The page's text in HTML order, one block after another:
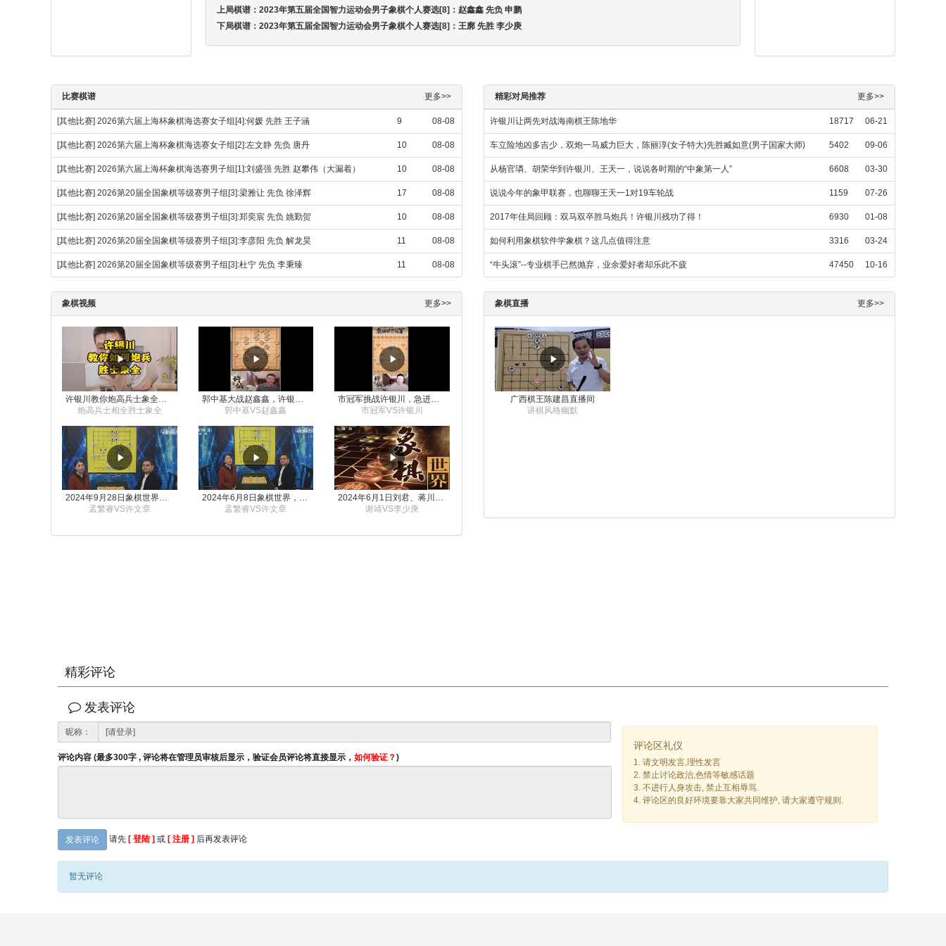
上局棋谱： 2023年第五届全国智力运动会男子象棋个人赛选[8]：赵鑫鑫 先负 申鹏
下局棋谱： 2023年第五届全国智力运动会男子象棋个人赛选[8]：王廓 先胜 李少庚
比赛棋谱 更多>>
[其他比赛] 2026第六届上海杯象棋海选赛女子组[4]:何媛 先胜 王子涵 9 08-08
[其他比赛] 2026第六届上海杯象棋海选赛女子组[2]:左文静 先负 唐丹 10 08-08
[其他比赛] 2026第六届上海杯象棋海选赛男子组[1]:刘盛强 先胜 赵攀伟（大漏着） 10 08-08
[其他比赛] 2026第20届全国象棋等级赛男子组[3]:梁雅让 先负 徐泽辉 17 08-08
[其他比赛] 2026第20届全国象棋等级赛男子组[3]:郑奕宸 先负 姚勤贺 10 08-08
[其他比赛] 2026第20届全国象棋等级赛男子组[3]:李彦阳 先负 解龙昊 11 08-08
[其他比赛] 2026第20届全国象棋等级赛男子组[3]:杜宁 先负 李秉臻 11 08-08
精彩对局推荐 更多>>
许银川让两先对战海南棋王陈地华 18717 06-21
车立险地凶多吉少，双炮一马威力巨大，陈丽淳(女子特大)先胜臧如意(男子国家大师) 5402 09-06
从杨官璘、胡荣华到许银川、王天一，说说各时期的“中象第一人” 6608 03-30
说说今年的象甲联赛，也聊聊王天一1对19车轮战 1159 07-26
2017年佳局回顾：双马双卒胜马炮兵！许银川残功了得！ 6930 01-08
如何利用象棋软件学象棋？这几点值得注意 3316 03-24
“牛头滚”--专业棋手已然抛弃，业余爱好者却乐此不疲 47450 10-16
象棋视频 更多>>
炮高兵士相全胜士象全
郭中基VS赵鑫鑫
市冠军VS许银川
2024年9月28日象棋世界栏目，刘君、蒋川讲解了第九届杨官璘杯象棋公开赛孟繁睿与许文章的对局
孟繁睿VS许文章
2024年6月8日象棋世界，刘君、蒋川讲解了第九届杨官璘杯全国象棋公开赛孟繁睿与许文章的对局
孟繁睿VS许文章
2024年6月1日刘君、蒋川讲解第三届上海杯象棋大师赛谢靖与李少庚的对局
谢靖VS李少庚
象棋直播 更多>>
广西棋王陈建昌直播间
讲棋风格幽默
精彩评论
发表评论
昵称：
评论内容 (最多300字 , 评论将在管理员审核后显示，验证会员评论将直接显示， 如何验证？)
发表评论 请先 [ 登陆 ] 或 [ 注册 ] 后再发表评论
评论区礼仪
1. 请文明发言,理性发言
2. 禁止讨论政治,色情等敏感话题
3. 不进行人身攻击, 禁止互相辱骂.
4. 评论区的良好环境要靠大家共同维护, 请大家遵守规则.
暂无评论